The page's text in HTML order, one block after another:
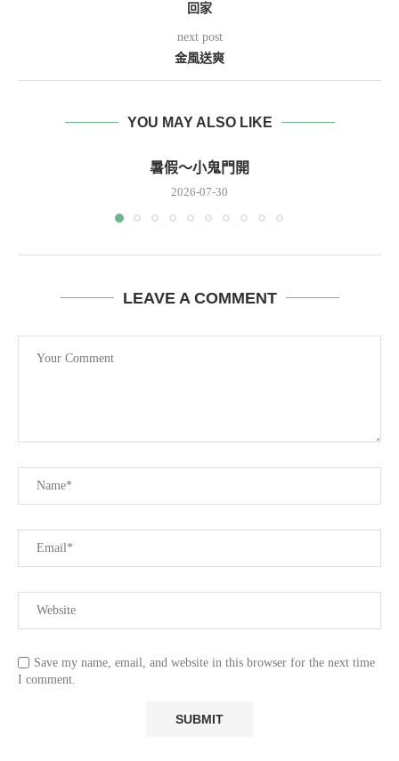
回家
next post
金風送爽
YOU MAY ALSO LIKE
暑假～小鬼門開
2026-07-30
LEAVE A COMMENT
Save my name, email, and website in this browser for the next time
I comment.